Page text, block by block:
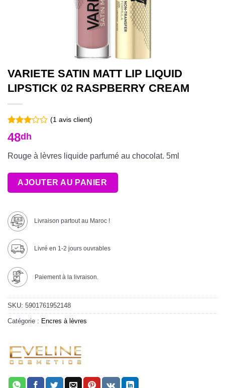
VARIETE SATIN MATT LIP LIQUID
LIPSTICK 02 RASPBERRY CREAM
Noté
3.00
basé
1
notation
client
(1 avis client)
48dh
Rouge à lèvres liquide parfumé au chocolat. 5ml
AJOUTER AU PANIER
Livraison partout au Maroc !
Livré en 1-2 jours ouvrables
Paiement à la livraison.
SKU: 5901761952148
Catégorie : Encres à lèvres